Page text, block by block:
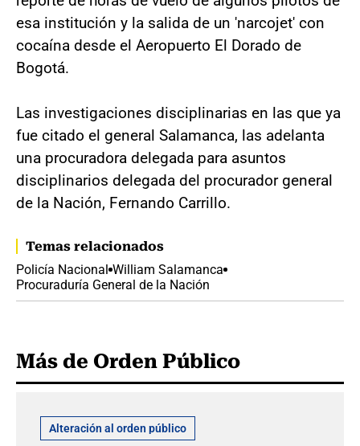
esa institución y la salida de un 'narcojet' con
cocaína desde el Aeropuerto El Dorado de
Bogotá.
Las investigaciones disciplinarias en las que ya
fue citado el general Salamanca, las adelanta
una procuradora delegada para asuntos
disciplinarios delegada del procurador general
de la Nación, Fernando Carrillo.
Temas relacionados
Policía Nacional William Salamanca
Procuraduría General de la Nación
Más de Orden Público
Alteración al orden público